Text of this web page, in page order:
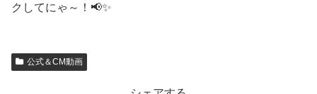
クしてにゃ～！📢✨
公式＆CM動画